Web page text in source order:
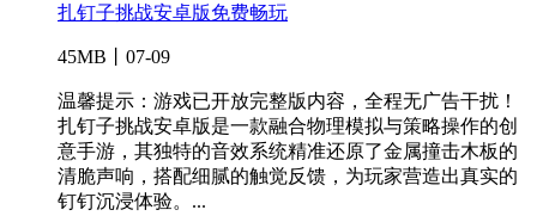
扎钉子挑战安卓版免费畅玩
45MB丨07-09
温馨提示：游戏已开放完整版内容，全程无广告干扰！
扎钉子挑战安卓版是一款融合物理模拟与策略操作的创
意手游，其独特的音效系统精准还原了金属撞击木板的
清脆声响，搭配细腻的触觉反馈，为玩家营造出真实的
钉钉沉浸体验。...